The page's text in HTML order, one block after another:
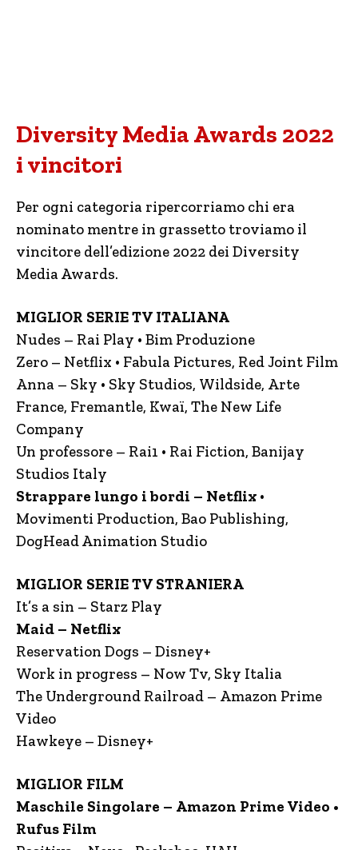
Diversity Media Awards 2022
i vincitori
Per ogni categoria ripercorriamo chi era
nominato mentre in grassetto troviamo il
vincitore dell’edizione 2022 dei Diversity
Media Awards.
MIGLIOR SERIE TV ITALIANA
Nudes – Rai Play • Bim Produzione
Zero – Netflix • Fabula Pictures, Red Joint Film
Anna – Sky • Sky Studios, Wildside, Arte
France, Fremantle, Kwaï, The New Life
Company
Un professore – Rai1 • Rai Fiction, Banijay
Studios Italy
Strappare lungo i bordi – Netflix •
Movimenti Production, Bao Publishing,
DogHead Animation Studio
MIGLIOR SERIE TV STRANIERA
It’s a sin – Starz Play
Maid – Netflix
Reservation Dogs – Disney+
Work in progress – Now Tv, Sky Italia
The Underground Railroad – Amazon Prime
Video
Hawkeye – Disney+
MIGLIOR FILM
Maschile Singolare – Amazon Prime Video •
Rufus Film